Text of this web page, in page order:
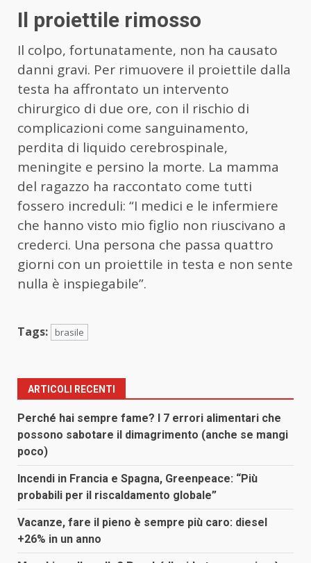
Il proiettile rimosso
Il colpo, fortunatamente, non ha causato
danni gravi. Per rimuovere il proiettile dalla
testa ha affrontato un intervento
chirurgico di due ore, con il rischio di
complicazioni come sanguinamento,
perdita di liquido cerebrospinale,
meningite e persino la morte. La mamma
del ragazzo ha raccontato come tutti
fossero increduli: “I medici e le infermiere
che hanno visto mio figlio non riuscivano a
crederci. Una persona che passa quattro
giorni con un proiettile in testa e non sente
nulla è inspiegabile”.
Tags: brasile
ARTICOLI RECENTI
Perché hai sempre fame? I 7 errori alimentari che
possono sabotare il dimagrimento (anche se mangi
poco)
Incendi in Francia e Spagna, Greenpeace: “Più
probabili per il riscaldamento globale”
Vacanze, fare il pieno è sempre più caro: diesel
+26% in un anno